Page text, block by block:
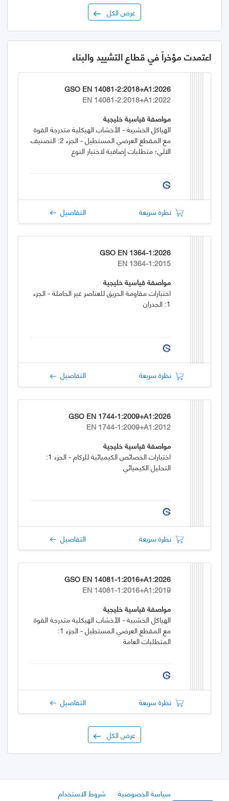
عرض الكل
اعتمدت مؤخراً في قطاع التشييد والبناء
GSO EN 14081-2:2018+A1:2026
EN 14081-2:2018+A1:2022
مواصفة قياسية خليجية
الهياكل الخشبية - الأخشاب الهيكلية متدرجة القوة
مع المقطع العرضي المستطيل - الجزء 2: التصنيف
الالي؛ متطلبات إضافية لاختبار النوع
نظرة سريعة التفاصيل
GSO EN 1364-1:2026
EN 1364-1:2015
مواصفة قياسية خليجية
اختبارات مقاومة الحريق للعناصر غير الحاملة - الجزء
1: الجدران
نظرة سريعة التفاصيل
GSO EN 1744-1:2009+A1:2026
EN 1744-1:2009+A1:2012
مواصفة قياسية خليجية
اختبارات الخصائص الكيميائية للركام - الجزء 1:
التحليل الكيميائي
نظرة سريعة التفاصيل
GSO EN 14081-1:2016+A1:2026
EN 14081-1:2016+A1:2019
مواصفة قياسية خليجية
الهياكل الخشبية - الأخشاب الهيكلية متدرجة القوة
مع المقطع العرضي المستطيل - الجزء 1:
المتطلبات العامة
نظرة سريعة التفاصيل
عرض الكل
سياسة الخصوصية شروط الاستخدام